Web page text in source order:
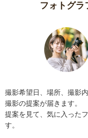
フォトグラ
撮影希望日、場所、撮影
撮影の提案が届きます。
提案を見て、気に入った
す。